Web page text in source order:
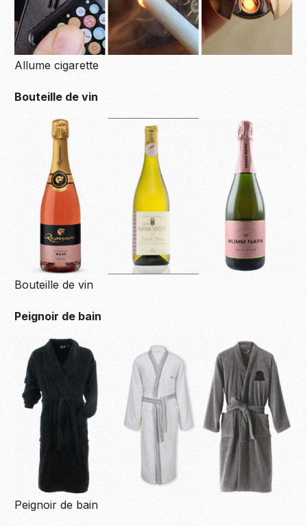
Allume cigarette
Bouteille de vin
Bouteille de vin
Peignoir de bain
Peignoir de bain